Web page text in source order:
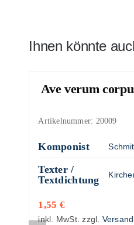
Ihnen könnte
Ave verum
Artikelnummer: 20009
Komponist
Texter /
Textdichtung
1,55 €
inkl. MwSt. zzgl.